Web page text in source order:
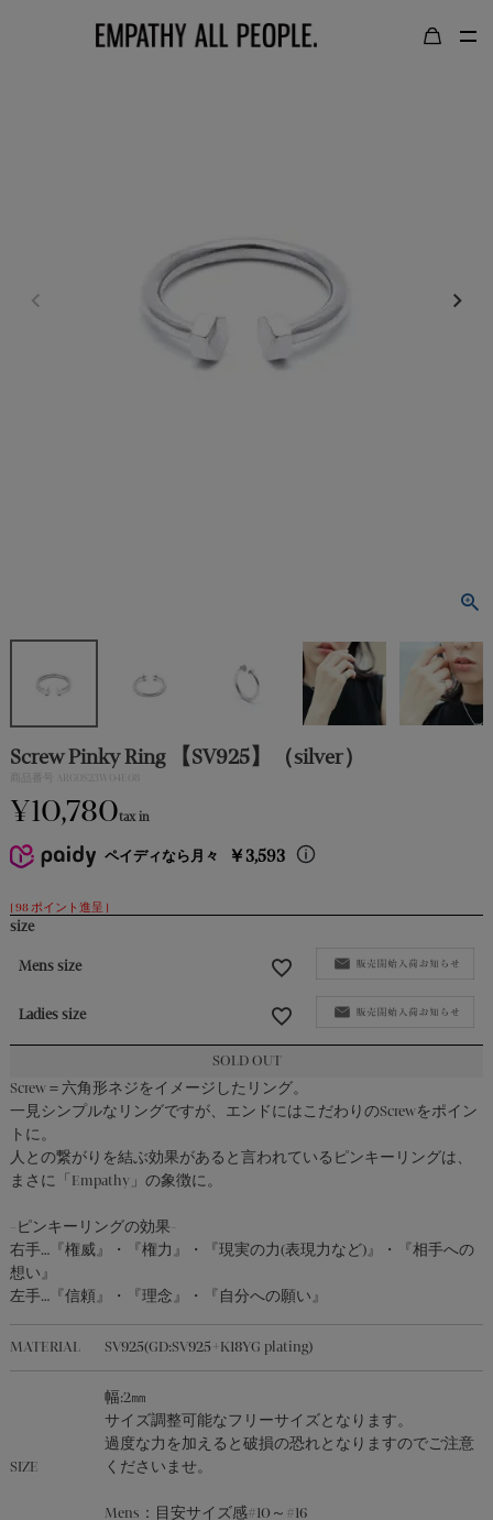
GOLD COLOR｜ ゴールドカラー
EARCUFF｜
BRACELET｜
BROOCH｜ ブローチ
SHOP LIST
SHOPPING GUIDE
LEGAL INFORMATION
OFFICIAL ACCOUNT
Screw Pinky Ring 【SV925】（silver）
ARG0S23W04E08
¥10,780tax in
ペイディなら月々 ￥3,593
[ 98ポイント進呈 ]
size
Mens size
Ladies size
SOLD OUT
Screw＝六角形ネジをイメージしたリング。
一見シンプルなリングですが、エンドにはこだわりのScrewをポイン
トに。
人との繋がりを結ぶ効果があると言われているピンキーリングは、
まさに「Empathy」の象徴に。
-ピンキーリングの効果-
右手…『権威』・『権力』・『現実の力(表現力など)』・『相手への
想い』
左手…『信頼』・『理念』・『自分への願い』
MATERIAL SV925(GD:SV925+K18YG plating)
SIZE
幅:2㎜
サイズ調整可能なフリーサイズとなります。
過度な力を加えると破損の恐れとなりますのでご注意
くださいませ。
Mens：目安サイズ感#10～#16